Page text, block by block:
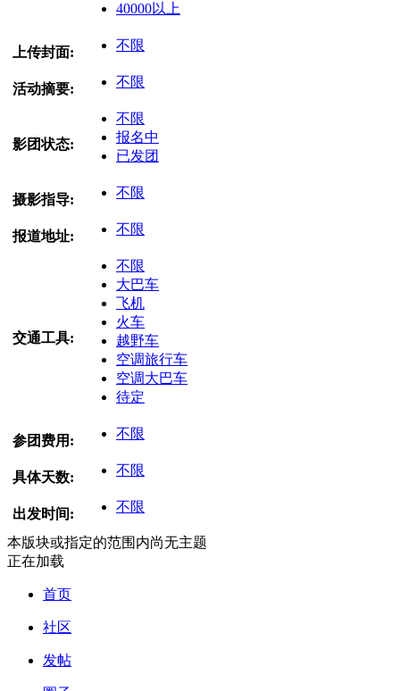
40000以上
上传封面: 不限
活动摘要: 不限
影团状态:
不限
报名中
已发团
摄影指导: 不限
报道地址: 不限
交通工具:
不限
大巴车
飞机
火车
越野车
空调旅行车
空调大巴车
待定
参团费用: 不限
具体天数: 不限
出发时间: 不限
本版块或指定的范围内尚无主题
正在加载
首页
社区
发帖